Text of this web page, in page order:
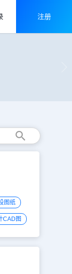
注册
图纸
CAD图